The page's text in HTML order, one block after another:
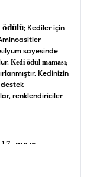
ödülü; Kediler için
sayesinde
Kedi ödül maması;
Kedinizin
renklendiriciler
mısır
%1,